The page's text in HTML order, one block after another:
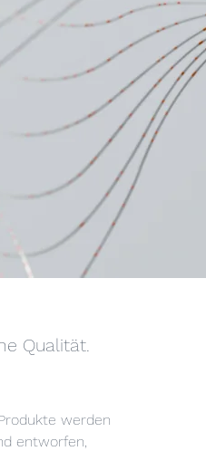
Qualität.
werden
entworfen,